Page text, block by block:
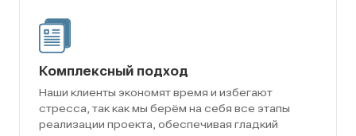
Комплексный подход
Наши клиенты экономят время и избегают
стресса, так как мы берём на себя все этапы
реализации проекта, обеспечивая гладкий